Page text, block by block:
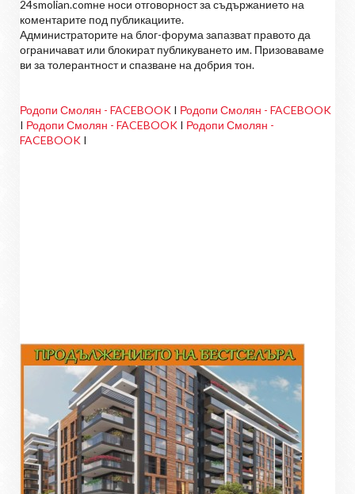
24smolian.comне носи отговорност за съдържанието на
коментарите под публикациите.
Администраторите на блог-форума запазват правото да
ограничават или блокират публикуването им. Призоваваме
ви за толерантност и спазване на добрия тон.
Родопи Смолян - FACEBOOK I Родопи Смолян - FACEBOOK
I Родопи Смолян - FACEBOOK I Родопи Смолян -
FACEBOOK I